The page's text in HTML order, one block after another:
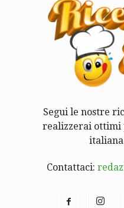
Segui le nostre
realizzerai ottimi
Contattaci: